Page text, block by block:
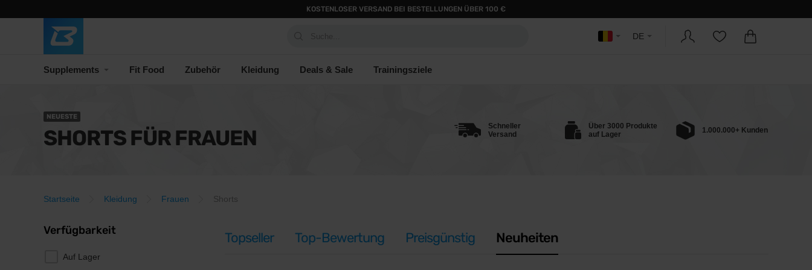
KOSTENLOSER VERSAND BEI BESTELLUNGEN ÜBER 100 €
DE
Supplements Fit Food Zubehör Kleidung Deals & Sale Trainingsziele
NEUESTE
SHORTS FÜR FRAUEN
Schneller
Versand
Über 3000 Produkte
auf Lager
1.000.000+ Kunden
Startseite Kleidung Frauen Shorts
Verfügbarkeit
Auf Lager
Topseller Top-Bewertung Preisgünstig Neuheiten